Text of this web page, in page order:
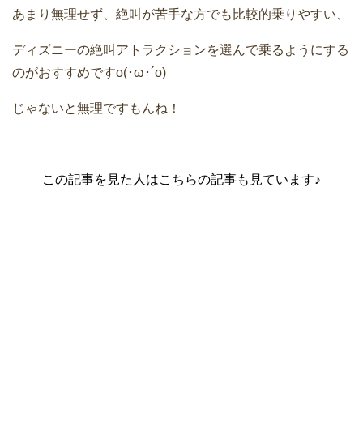
あまり無理せず、絶叫が苦手な方でも比較的乗りやすい、
ディズニーの絶叫アトラクションを選んで乗るようにする
のがおすすめですo(･ω･´o)
じゃないと無理ですもんね！
この記事を見た人はこちらの記事も見ています♪